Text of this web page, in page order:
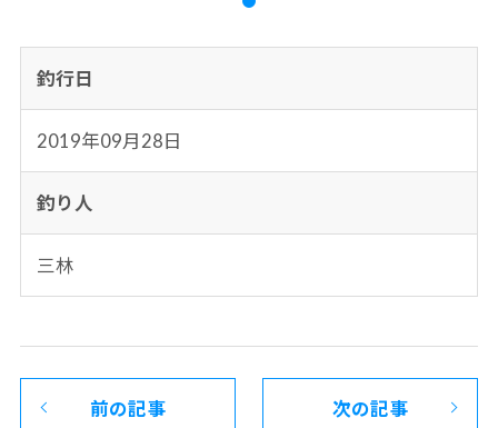
釣行日
2019年09月28日
釣り人
三林
前の記事 次の記事